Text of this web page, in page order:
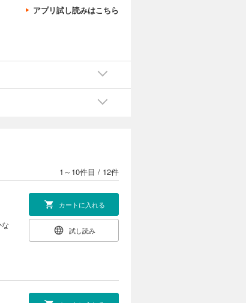
アプリ試し読みはこちら
1～10件目 / 12件
カートに入れる
試し読み